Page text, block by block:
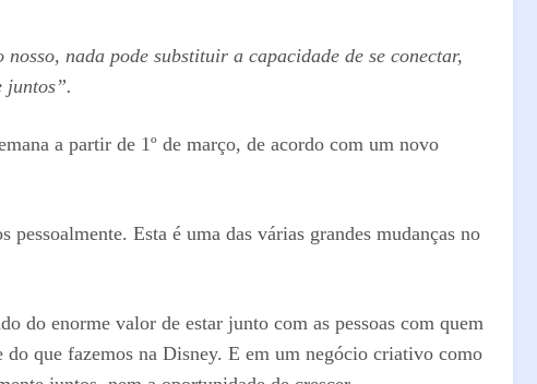
nada pode substituir a capacidade de se conectar,
juntos”.
a partir de 1º de março, de acordo com um novo
Esta é uma das várias grandes mudanças no
do enorme valor de estar junto com as pessoas com quem
que fazemos na Disney. E em um negócio criativo como